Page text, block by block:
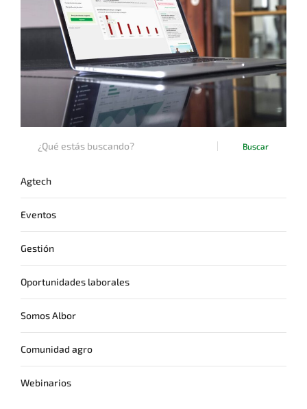
Buscar
Agtech
Eventos
Gestión
Oportunidades laborales
Somos Albor
Comunidad agro
Webinarios